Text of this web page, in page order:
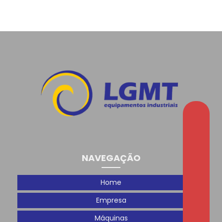
Evento 8 anos 3D Prime
Feira Plástico Brasil 2025: Um Sucesso de Conexões e
Oportunidades
Gostaríamos de agradecer a todos que passaram
pelo nosso estande na Plastfair!
Hoje é o segundo dia de Plastfair!
Homenagem ao Dia das Mães para colaboradoras
NAVEGAÇÃO
Home
Empresa
Máquinas